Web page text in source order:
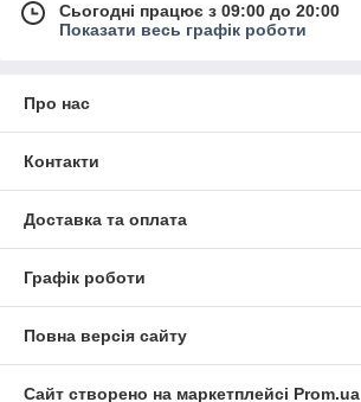
Сьогодні працює з 09:00 до 20:00
Показати весь графік роботи
Про нас
Контакти
Доставка та оплата
Графік роботи
Повна версія сайту
Сайт створено на маркетплейсі Prom.ua